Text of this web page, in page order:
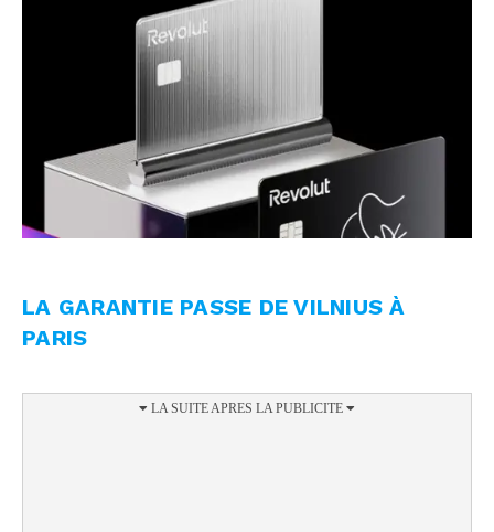
LA GARANTIE PASSE DE VILNIUS À
PARIS